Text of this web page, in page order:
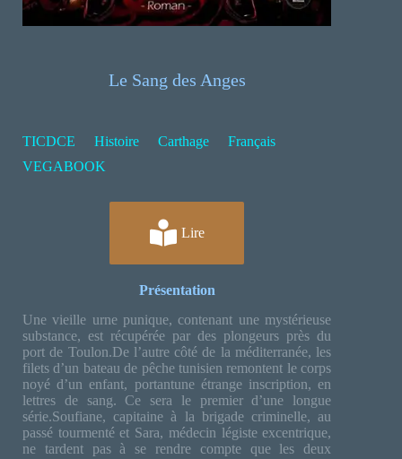
Le Sang des Anges
TICDCE Histoire Carthage
Français
VEGABOOK
Lire
Présentation
Une vieille urne punique, contenant une mystérieuse
substance, est récupérée par des plongeurs près du
port de Toulon.De l’autre côté de la méditerranée, les
filets d’un bateau de pêche tunisien remontent le corps
noyé d’un enfant, portantune étrange inscription, en
lettres de sang. Ce sera le premier d’une longue
série.Soufiane, capitaine à la brigade criminelle, au
passé tourmenté et Sara, médecin légiste excentrique,
ne tardent pas à se rendre compte que les deux